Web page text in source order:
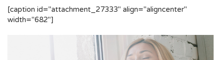
[caption id="attachment_27333" align="aligncenter"
width="682"]